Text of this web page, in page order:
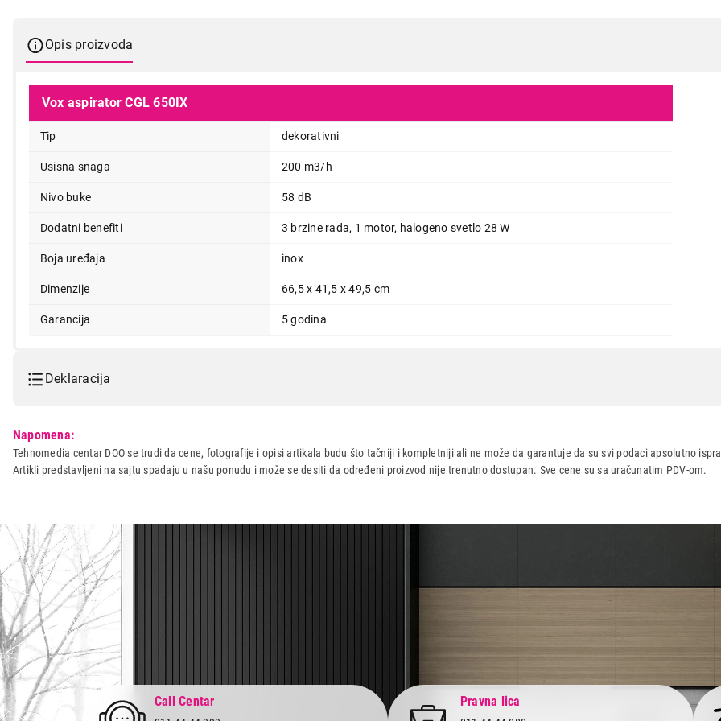
Opis proizvoda
Vox aspirator CGL 650IX
Tip dekorativni
Usisna snaga 200 m3/h
Nivo buke 58 dB
Dodatni benefiti 3 brzine rada, 1 motor, halogeno svetlo 28 W
Boja uređaja inox
Dimenzije 66,5 x 41,5 x 49,5 cm
Garancija 5 godina
Deklaracija
Naziv i vrsta robe:
ASPIRATOR
Uvoznik:
ERG d.o.o.
Napomena:
Tehnomedia centar DOO se trudi da cene, fotografije i opisi artikala budu što tačniji i kompletniji ali ne može da garantuje da su svi podaci apsolutno
Artikli predstavljeni na sajtu spadaju u našu ponudu i može se desiti da određeni proizvod nije trenutno dostupan. Sve cene su sa uračunatim PDV-om.
14.990,00
Call Centar Pravna lica